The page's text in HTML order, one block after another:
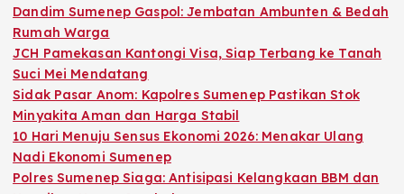
Dandim Sumenep Gaspol: Jembatan Ambunten & Bedah
Rumah Warga
JCH Pamekasan Kantongi Visa, Siap Terbang ke Tanah
Suci Mei Mendatang
Sidak Pasar Anom: Kapolres Sumenep Pastikan Stok
Minyakita Aman dan Harga Stabil
10 Hari Menuju Sensus Ekonomi 2026: Menakar Ulang
Nadi Ekonomi Sumenep
Polres Sumenep Siaga: Antisipasi Kelangkaan BBM dan